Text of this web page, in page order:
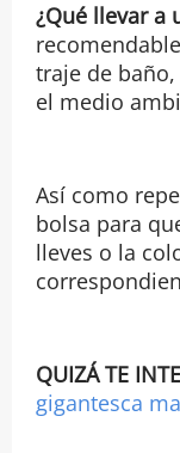
¿Qué llevar a
traje de
el medio
Así como
bolsa para
lleves o la
QUIZÁ TE
gigantesca